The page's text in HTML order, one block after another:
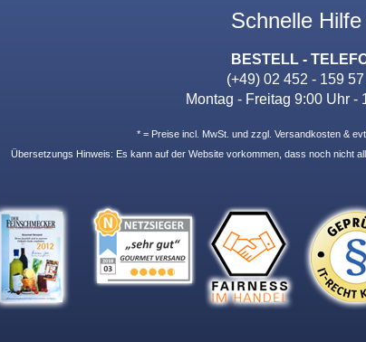
Schnelle
BESTELL -
(+49) 02 452 - 159
Montag - Freitag 9:00 Uhr -
* = Preise incl. MwSt. und zzgl. Versandkosten &
Übersetzungs Hinweis: Es kann auf der Website vorkommen, dass noch nicht